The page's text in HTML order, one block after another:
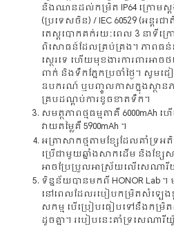
និងឈានដល់កម្រិត IP64 ក្រោមស្តង់
(ប្រទេសចិន) / IEC 60529 (អន្តរជា
តេស្តបោកគក់រយៈពេល 3 នាទីក្រ
ពិសោធន៍ដែលគ្រប់គ្រង។ ភាពធ
ស្ថេរទេ ហើយមុខងារការពារអា
ពាក់ និងទឹកភ្នែកប្រចាំថ្ងៃ។ សូមជ
ឧបករណ៍ ឬបញ្ចូលកាសក្នុងស្ថានភ
គ្របដណ្តប់ការខូចខាតទឹក។
សមត្ថភាពថ្មធម្មតាគឺ 6000mAh
វាយតម្លៃគឺ 5900mAh ។
អត្រាសាកថ្មតាមខ្សែដែលគាំទ្រអ
ប្រើជាមួយឆ្នាំងសាកដើម និងខ្ស
អាចប្រែប្រួលអាស្រ័យលើសេណារីយ៉ូ
ទិន្នន័យបានមកពី HONOR Lab ។
នៅពេលដែលរបៀបកម្រិតសំឡេងខ្ព
សកម្ម បើប្រៀបធៀបទៅនឹងកម្រិត
ដូចគ្នា។ របៀបនេះគាំទ្រសេណា